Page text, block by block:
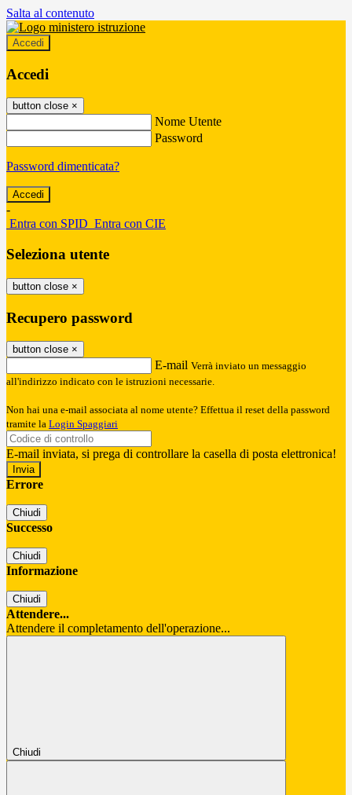
Salta al contenuto
Accedi
Accedi
button close ×
Nome Utente
Password
Password dimenticata?
-
Entra con SPID Entra con CIE
Seleziona utente
button close ×
Recupero password
button close ×
E-mail Verrà inviato un messaggio
all'indirizzo indicato con le istruzioni necessarie.
Non hai una e-mail associata al nome utente? Effettua il reset della password
tramite la Login Spaggiari
E-mail inviata, si prega di controllare la casella di posta elettronica!
Errore
Chiudi
Successo
Chiudi
Informazione
Chiudi
Attendere...
Attendere il completamento dell'operazione...
Chiudi